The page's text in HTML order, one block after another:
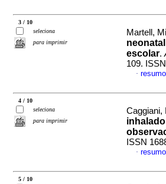
3 / 10
seleciona
para imprimir
Martell,
escolar.
109.
·
4 / 10
seleciona
para imprimir
Caggiani,
ISSN
·
5 / 10